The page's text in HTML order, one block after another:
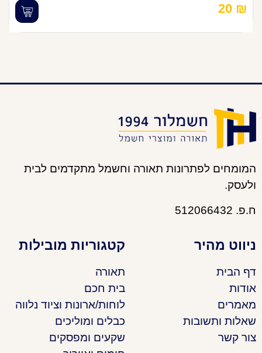
20 ₪
המומחים לפתרונות תאורה וחשמל מתקדמים לבית
ולעסק.
ח.פ. 512066432
ניווט מהיר
דף הבית
אודות
מאמרים
שאלות ותשובות
צור קשר
קטגוריות מובילות
תאורה
בית חכם
לוחות/ארונות וציוד נלווה
כבלים ומוליכים
שקעים ומפסקים